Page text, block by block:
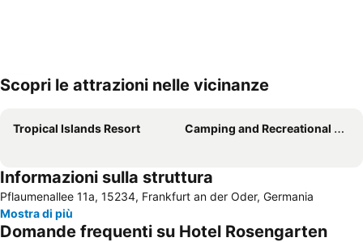
Espandi mappa
Scopri le attrazioni nelle vicinanze
Tropical Islands Resort Camping and Recreational Park Helene-See
Informazioni sulla struttura
Pflaumenallee 11a, 15234, Frankfurt an der Oder, Germania
Mostra di più
Domande frequenti su Hotel Rosengarten